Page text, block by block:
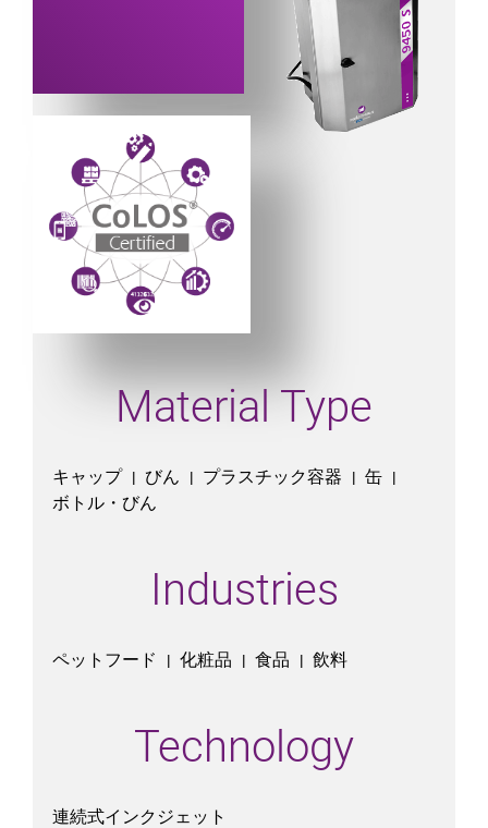
Material Type
キャップ | びん | プラスチック容器 | 缶 |
ボトル・びん
Industries
ペットフード | 化粧品 | 食品 | 飲料
Technology
連続式インクジェット